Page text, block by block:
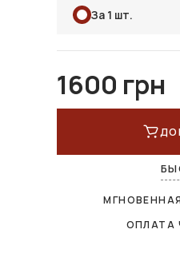
За 1 шт.
1600 грн
ОПЛАТА